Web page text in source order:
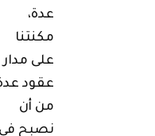
عدة،
مكنتنا
على مدار
عقود
من أن
نصبح في